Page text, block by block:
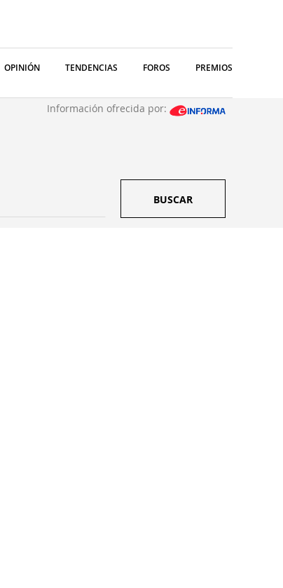
OPINIÓN TENDENCIAS FOROS PREMIOS
Información ofrecida por:
BUSCAR